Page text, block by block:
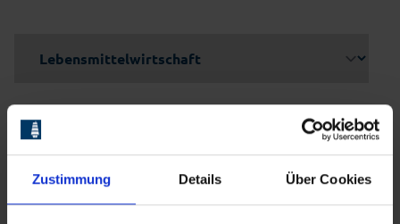
Zustimmung Details Über Cookies
Bundesverband des Mobilen
Fischfeinkosthandels e.V.